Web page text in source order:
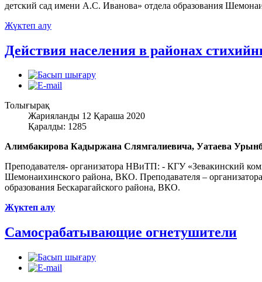
детский сад имени А.С. Иванова» отдела образования
Жүктеп алу
Действия населения в районах
Толығырақ
Жарияланды 12 Қараша 2020
Қаралды: 1285
Алимбакирова Кадыржана Слямгалиевича, Уатаева
Преподавателя- организатора НВиТП: - КГУ «Зевакинский
Шемонаихинского района, ВКО. Преподавателя –
образования Бескарагайского района, ВКО.
Жүктеп алу
Самосрабатывающие огнетушители